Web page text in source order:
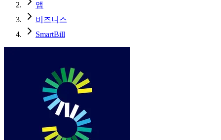
앱
비즈니스
SmartBill